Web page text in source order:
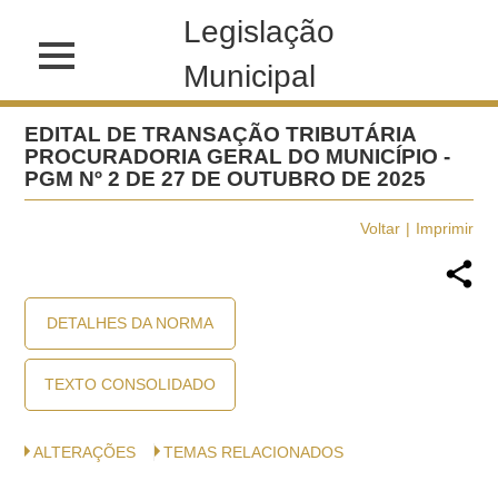
Legislação
Municipal
EDITAL DE TRANSAÇÃO TRIBUTÁRIA
PROCURADORIA GERAL DO MUNICÍPIO -
PGM Nº 2 DE 27 DE OUTUBRO DE 2025
Voltar Imprimir
DETALHES DA NORMA
TEXTO CONSOLIDADO
ALTERAÇÕES TEMAS RELACIONADOS